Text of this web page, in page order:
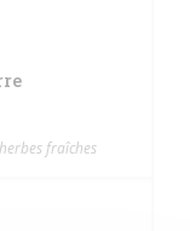
fraîches